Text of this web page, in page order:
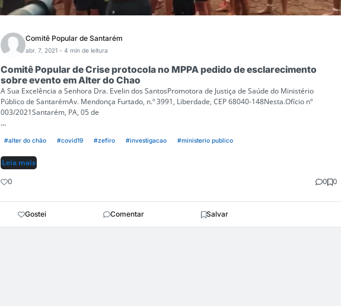
Comitê Popular de Santarém
abr. 7, 2021 - 4 min de leitura
Comitê Popular de Crise protocola no MPPA pedido de esclarecimento
sobre evento em Alter do Chao
A Sua Excelência a Senhora Dra. Evelin dos SantosPromotora de Justiça de Saúde do Ministério
Público de SantarémAv. Mendonça Furtado, n.º 3991, Liberdade, CEP 68040-148Nesta.Ofício nº
003/2021Santarém, PA, 05 de
...
#alter do chão #covid19 #zefiro #investigacao #ministerio publico
Leia mais
0 0 0
Gostei Comentar Salvar